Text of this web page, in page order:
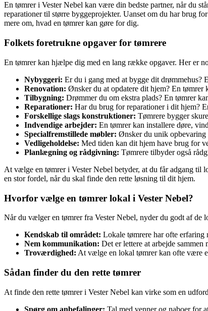
En tømrer i Vester Nebel kan være din bedste partner, når du
reparationer til større byggeprojekter. Uanset om du har brug
mere om, hvad en tømrer kan gøre for dig.
Folkets foretrukne opgaver for tømrere
En tømrer kan hjælpe dig med en lang række opgaver. Her er
Nybyggeri: Er du i gang med at bygge dit
Renovation: Ønsker du at opdatere dit hjem? En tømrer
Tilbygning: Drømmer du om ekstra plads? En tømrer
Reparationer: Har du brug for reparationer i dit hjem?
Forskellige slags konstruktioner: Tømrere bygger
Indvendige arbejder: En tømrer kan installere døre,
Specialfremstillede møbler: Ønsker du unik opbevaring
Vedligeholdelse: Med tiden kan dit hjem have brug for
Planlægning og rådgivning: Tømrere tilbyder også
At vælge en tømrer i Vester Nebel betyder, at du får adgang til
en stor fordel, når du skal finde den rette løsning til dit hjem.
Hvorfor vælge en tømrer lokal i Vester Nebel?
Når du vælger en tømrer fra Vester Nebel, nyder du godt af de
Kendskab til området: Lokale tømrere har ofte erfaring
Nem kommunikation: Det er lettere at arbejde
Troværdighed: At vælge en lokal tømrer kan ofte være
Sådan finder du den rette tømrer
At finde den rette tømrer i Vester Nebel kan virke som en
Spørg om anbefalinger: Tal med venner og naboer for